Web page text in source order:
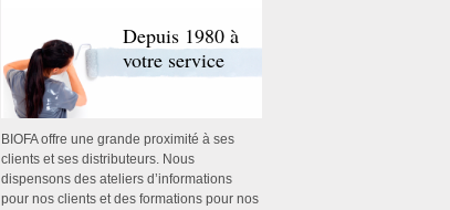
Depuis 1980 à
votre service
BIOFA offre une grande proximité à ses
clients et ses distributeurs. Nous
dispensons des ateliers d’informations
pour nos clients et des formations pour nos